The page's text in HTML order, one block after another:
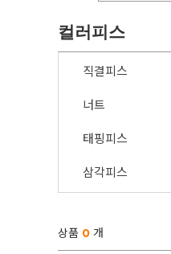
컬러피스
직결피스
너트
태핑피스
삼각피스
상품 0 개